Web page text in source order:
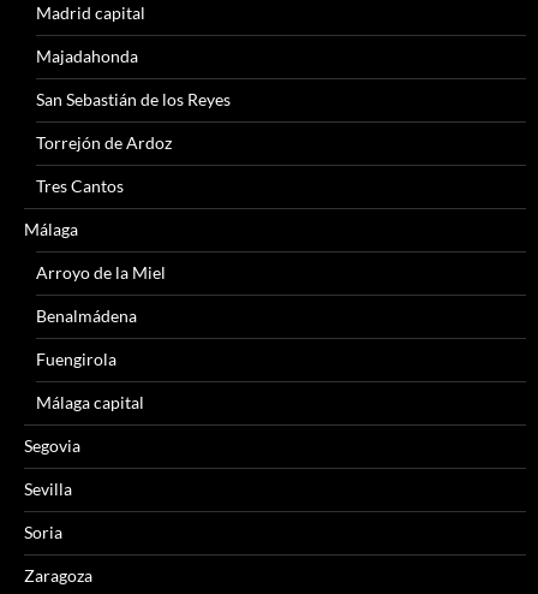
Madrid capital
Majadahonda
San Sebastián de los Reyes
Torrejón de Ardoz
Tres Cantos
Málaga
Arroyo de la Miel
Benalmádena
Fuengirola
Málaga capital
Segovia
Sevilla
Soria
Zaragoza